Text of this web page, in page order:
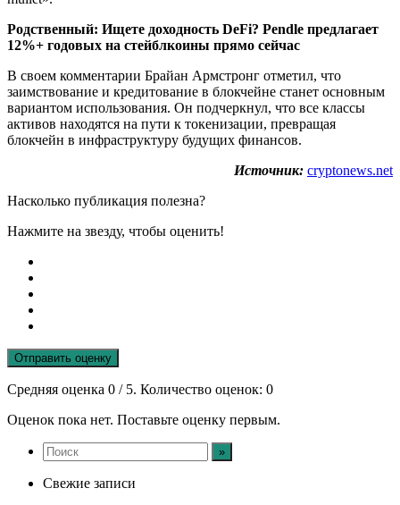
Родственный: Ищете доходность DeFi? Pendle предлагает
12%+ годовых на стейблкоины прямо сейчас
В своем комментарии Брайан Армстронг отметил, что
заимствование и кредитование в блокчейне станет основным
вариантом использования. Он подчеркнул, что все классы
активов находятся на пути к токенизации, превращая
блокчейн в инфраструктуру будущих финансов.
Источник: cryptonews.net
Насколько публикация полезна?
Нажмите на звезду, чтобы оценить!
Отправить оценку
Средняя оценка 0 / 5. Количество оценок: 0
Оценок пока нет. Поставьте оценку первым.
Свежие записи